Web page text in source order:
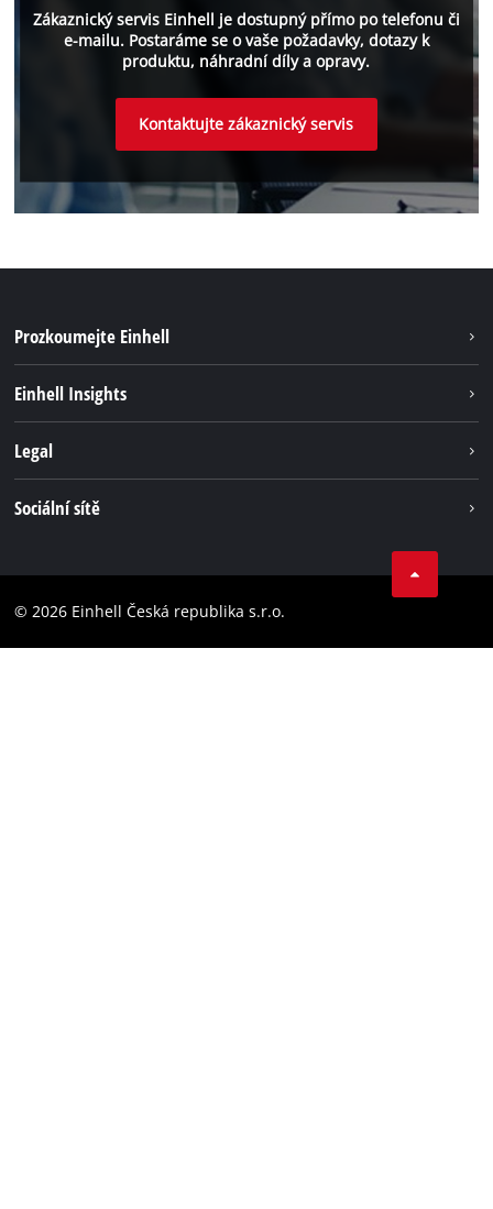
Zákaznický servis Einhell je dostupný přímo po telefonu či
e-mailu. Postaráme se o vaše požadavky, dotazy k
produktu, náhradní díly a opravy.
Kontaktujte zákaznický servis
Prozkoumejte Einhell
Systém akumulátorů
Einhell Insights
Einhell celosvětově
Legal
Prohlášení o přístupnosti
Sociální sítě
Instagram
© 2026 Einhell Česká republika s.r.o.